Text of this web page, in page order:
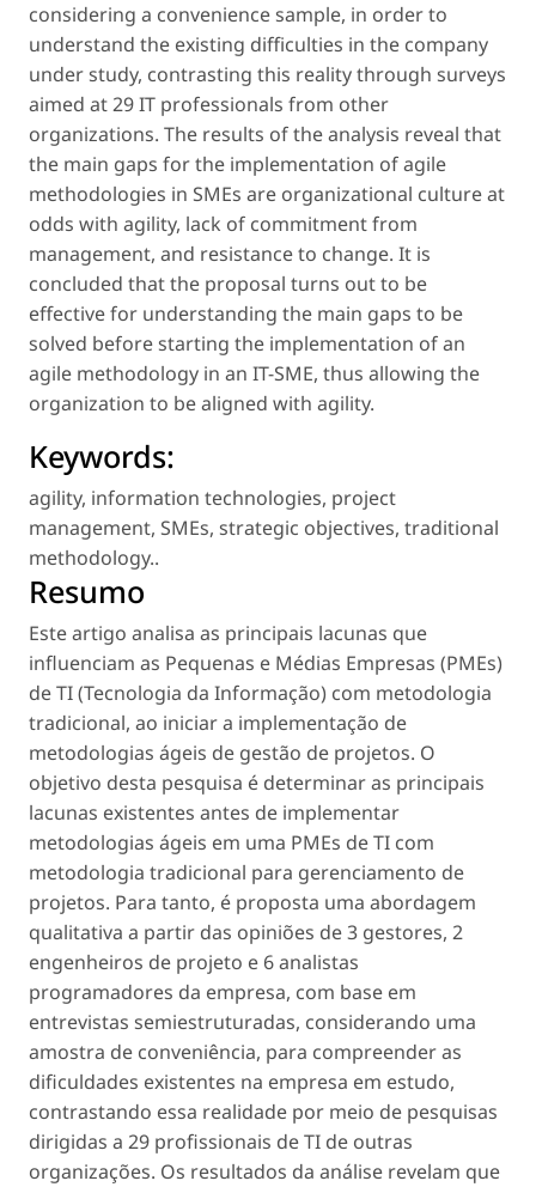
considering a convenience sample, in order to
understand the existing difficulties in the company
under study, contrasting this reality through surveys
aimed at 29 IT professionals from other
organizations. The results of the analysis reveal that
the main gaps for the implementation of agile
methodologies in SMEs are organizational culture at
odds with agility, lack of commitment from
management, and resistance to change. It is
concluded that the proposal turns out to be
effective for understanding the main gaps to be
solved before starting the implementation of an
agile methodology in an IT-SME, thus allowing the
organization to be aligned with agility.
Keywords:
agility, information technologies, project
management, SMEs, strategic objectives, traditional
methodology..
Resumo
Este artigo analisa as principais lacunas que
influenciam as Pequenas e Médias Empresas (PMEs)
de TI (Tecnologia da Informação) com metodologia
tradicional, ao iniciar a implementação de
metodologias ágeis de gestão de projetos. O
objetivo desta pesquisa é determinar as principais
lacunas existentes antes de implementar
metodologias ágeis em uma PMEs de TI com
metodologia tradicional para gerenciamento de
projetos. Para tanto, é proposta uma abordagem
qualitativa a partir das opiniões de 3 gestores, 2
engenheiros de projeto e 6 analistas
programadores da empresa, com base em
entrevistas semiestruturadas, considerando uma
amostra de conveniência, para compreender as
dificuldades existentes na empresa em estudo,
contrastando essa realidade por meio de pesquisas
dirigidas a 29 profissionais de TI de outras
organizações. Os resultados da análise revelam que